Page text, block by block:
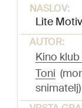
NASLOV:
Lite
AUTOR:
Kino
Toni